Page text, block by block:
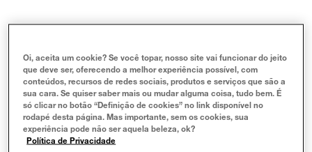
Se você já pesquisou formas de manter os
marcado, provavelmente já se deparou com a
micropigmentação labial. O procedimento
promete uniformizar a cor dos lábios e realçar o
formato da boca por um longo período, mas
envolve uma série de etapas e cuidados que
merecem atenção.
Antes de tomar qualquer decisão, vale entender
Oi, aceita um cookie? Se você topar, nosso site vai funcionar do jeito
que deve ser, oferecendo a melhor experiência possível, com
conteúdos, recursos de redes sociais, produtos e serviços que são a
sua cara. Se quiser saber mais ou mudar alguma coisa, tudo bem. É
só clicar no botão “Definição de cookies” no link disponível no
rodapé desta página. Mas importante, sem os cookies, sua
experiência pode não ser aquela beleza, ok?
Política de Privacidade